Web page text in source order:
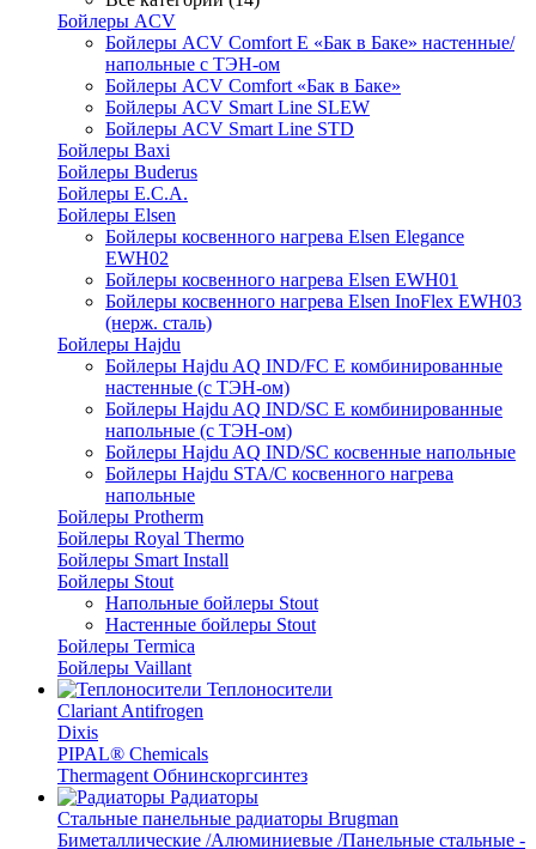
Бойлеры ACV
Бойлеры ACV Comfort E «Бак в Баке» настенные/
напольные c ТЭН-ом
Бойлеры ACV Comfort «Бак в Баке»
Бойлеры ACV Smart Line SLEW
Бойлеры ACV Smart Line STD
Бойлеры Baxi
Бойлеры Buderus
Бойлеры E.C.A.
Бойлеры Elsen
Бойлеры косвенного нагрева Elsen Elegance
EWH02
Бойлеры косвенного нагрева Elsen EWH01
Бойлеры косвенного нагрева Elsen InoFlex EWH03
(нерж. сталь)
Бойлеры Hajdu
Бойлеры Hajdu AQ IND/FC E комбинированные
настенные (с ТЭН-ом)
Бойлеры Hajdu AQ IND/SC E комбинированные
напольные (с ТЭН-ом)
Бойлеры Hajdu AQ IND/SC косвенные напольные
Бойлеры Hajdu STA/C косвенного нагрева
напольные
Бойлеры Protherm
Бойлеры Royal Thermo
Бойлеры Smart Install
Бойлеры Stout
Напольные бойлеры Stout
Настенные бойлеры Stout
Бойлеры Termica
Бойлеры Vaillant
Теплоносители
Clariant Antifrogen
Dixis
PIPAL® Chemicals
Thermagent Обнинскоргсинтез
Радиаторы
Стальные панельные радиаторы Brugman
Биметаллические /Алюминиевые /Панельные стальные -